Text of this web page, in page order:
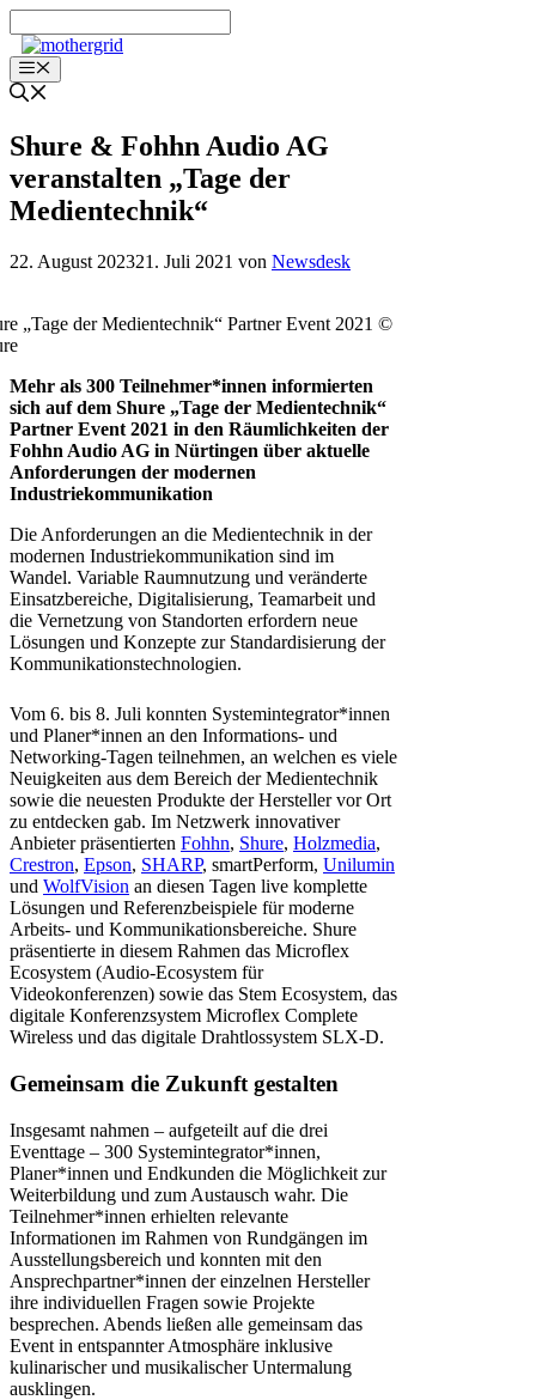
Inhalt
springenMenü
Shure & Fohhn Audio AG
veranstalten „Tage der
Medientechnik“
22. August 202321. Juli 2021 von Newsdesk
„Tage der Medientechnik“ Partner Event 2021 ©
Mehr als 300 Teilnehmer*innen informierten
sich auf dem Shure „Tage der Medientechnik“
Partner Event 2021 in den Räumlichkeiten der
Fohhn Audio AG in Nürtingen über aktuelle
Anforderungen der modernen
Industriekommunikation
Die Anforderungen an die Medientechnik in der
modernen Industriekommunikation sind im
Wandel. Variable Raumnutzung und veränderte
Einsatzbereiche, Digitalisierung, Teamarbeit und
die Vernetzung von Standorten erfordern neue
Lösungen und Konzepte zur Standardisierung der
Kommunikationstechnologien.
Vom 6. bis 8. Juli konnten Systemintegrator*innen
und Planer*innen an den Informations- und
Networking-Tagen teilnehmen, an welchen es viele
Neuigkeiten aus dem Bereich der Medientechnik
sowie die neuesten Produkte der Hersteller vor Ort
zu entdecken gab. Im Netzwerk innovativer
Anbieter präsentierten Fohhn, Shure, Holzmedia,
Crestron, Epson, SHARP, smartPerform, Unilumin
und WolfVision an diesen Tagen live komplette
Lösungen und Referenzbeispiele für moderne
Arbeits- und Kommunikationsbereiche. Shure
präsentierte in diesem Rahmen das Microflex
Ecosystem (Audio-Ecosystem für
Videokonferenzen) sowie das Stem Ecosystem, das
digitale Konferenzsystem Microflex Complete
Wireless und das digitale Drahtlossystem SLX-D.
Gemeinsam die Zukunft gestalten
Insgesamt nahmen – aufgeteilt auf die drei
Eventtage – 300 Systemintegrator*innen,
Planer*innen und Endkunden die Möglichkeit zur
Weiterbildung und zum Austausch wahr. Die
Teilnehmer*innen erhielten relevante
Informationen im Rahmen von Rundgängen im
Ausstellungsbereich und konnten mit den
Ansprechpartner*innen der einzelnen Hersteller
ihre individuellen Fragen sowie Projekte
besprechen. Abends ließen alle gemeinsam das
Event in entspannter Atmosphäre inklusive
kulinarischer und musikalischer Untermalung
ausklingen.